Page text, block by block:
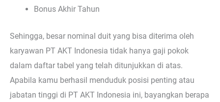
Bonus Akhir Tahun
Sehingga, besar nominal duit yang bisa diterima oleh
karyawan PT AKT Indonesia tidak hanya gaji pokok
dalam daftar tabel yang telah ditunjukkan di atas.
Apabila kamu berhasil menduduk posisi penting atau
jabatan tinggi di PT AKT Indonesia ini, bayangkan berapa